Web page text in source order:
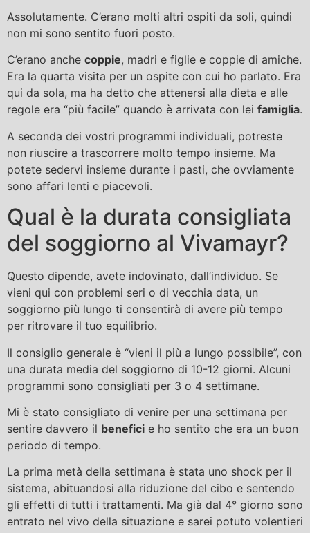
Assolutamente. C’erano molti altri ospiti da soli, quindi
non mi sono sentito fuori posto.
C’erano anche coppie, madri e figlie e coppie di amiche.
Era la quarta visita per un ospite con cui ho parlato. Era
qui da sola, ma ha detto che attenersi alla dieta e alle
regole era “più facile” quando è arrivata con lei famiglia.
A seconda dei vostri programmi individuali, potreste
non riuscire a trascorrere molto tempo insieme. Ma
potete sedervi insieme durante i pasti, che ovviamente
sono affari lenti e piacevoli.
Qual è la durata consigliata
del soggiorno al Vivamayr?
Questo dipende, avete indovinato, dall’individuo. Se
vieni qui con problemi seri o di vecchia data, un
soggiorno più lungo ti consentirà di avere più tempo
per ritrovare il tuo equilibrio.
Il consiglio generale è “vieni il più a lungo possibile”, con
una durata media del soggiorno di 10-12 giorni. Alcuni
programmi sono consigliati per 3 o 4 settimane.
Mi è stato consigliato di venire per una settimana per
sentire davvero il benefici e ho sentito che era un buon
periodo di tempo.
La prima metà della settimana è stata uno shock per il
sistema, abituandosi alla riduzione del cibo e sentendo
gli effetti di tutti i trattamenti. Ma già dal 4° giorno sono
entrato nel vivo della situazione e sarei potuto volentieri